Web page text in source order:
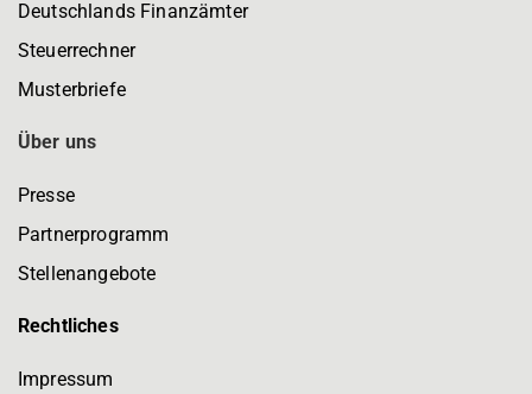
Deutschlands Finanzämter
Steuerrechner
Musterbriefe
Über uns
Presse
Partnerprogramm
Stellenangebote
Rechtliches
Impressum